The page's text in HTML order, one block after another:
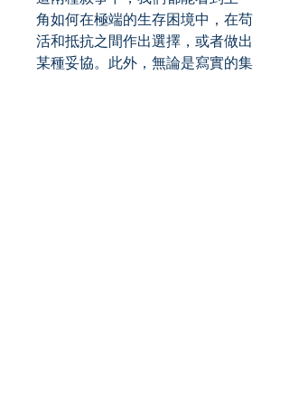
角如何在極端的生存困境中，在苟
活和抵抗之間作出選擇，或者做出
某種妥協。此外，無論是寫實的集